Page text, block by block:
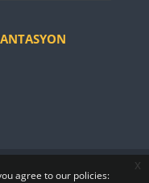
agree to our policies:
x